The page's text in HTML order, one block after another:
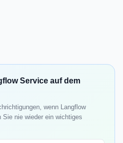
Service auf dem
wenn Langflow
nie wieder ein wichtiges